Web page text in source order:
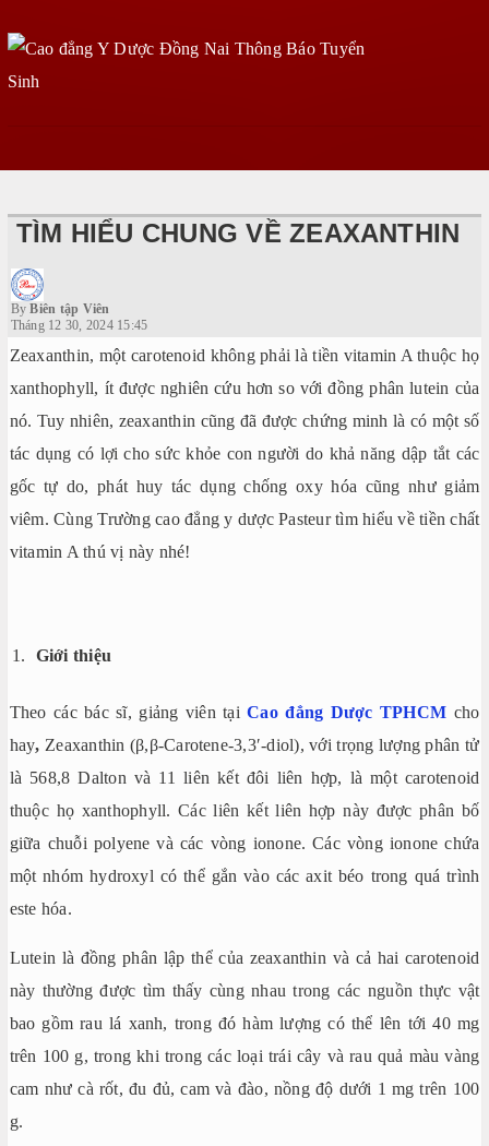
TÌM HIỂU CHUNG VỀ ZEAXANTHIN
ByBiên tập Viên
Tháng 12 30, 2024 15:45
Zeaxanthin, một carotenoid không phải là tiền vitamin A thuộc họ
xanthophyll, ít được nghiên cứu hơn so với đồng phân lutein của
nó. Tuy nhiên, zeaxanthin cũng đã được chứng minh là có một số
tác dụng có lợi cho sức khỏe con người do khả năng dập tắt các
gốc tự do, phát huy tác dụng chống oxy hóa cũng như giảm
viêm. Cùng Trường cao đẳng y dược Pasteur tìm hiểu về tiền chất
vitamin A thú vị này nhé!
Giới thiệu
Theo các bác sĩ, giảng viên tại Cao đẳng Dược TPHCM cho
hay, Zeaxanthin (β,β-Carotene-3,3′-diol), với trọng lượng phân tử
là 568,8 Dalton và 11 liên kết đôi liên hợp, là một carotenoid
thuộc họ xanthophyll. Các liên kết liên hợp này được phân bố
giữa chuỗi polyene và các vòng ionone. Các vòng ionone chứa
một nhóm hydroxyl có thể gắn vào các axit béo trong quá trình
este hóa.
Lutein là đồng phân lập thể của zeaxanthin và cả hai carotenoid
này thường được tìm thấy cùng nhau trong các nguồn thực vật
bao gồm rau lá xanh, trong đó hàm lượng có thể lên tới 40 mg
trên 100 g, trong khi trong các loại trái cây và rau quả màu vàng
cam như cà rốt, đu đủ, cam và đào, nồng độ dưới 1 mg trên 100
g.